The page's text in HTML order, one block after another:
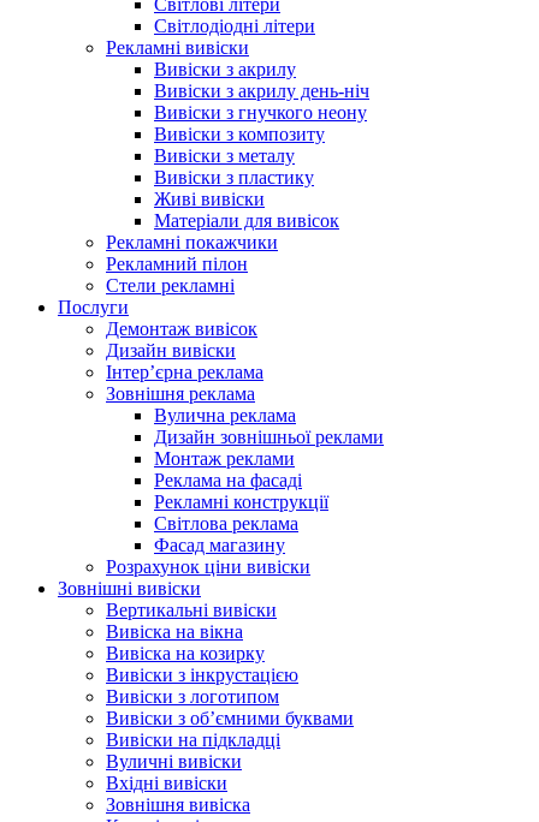
Світлові літери
Світлодіодні літери
Рекламні вивіски
Вивіски з акрилу
Вивіски з акрилу день-ніч
Вивіски з гнучкого неону
Вивіски з композиту
Вивіски з металу
Вивіски з пластику
Живі вивіски
Матеріали для вивісок
Рекламні покажчики
Рекламний пілон
Стели рекламні
Послуги
Демонтаж вивісок
Дизайн вивіски
Інтер’єрна реклама
Зовнішня реклама
Вулична реклама
Дизайн зовнішньої реклами
Монтаж реклами
Реклама на фасаді
Рекламні конструкції
Світлова реклама
Фасад магазину
Розрахунок ціни вивіски
Зовнішні вивіски
Вертикальні вивіски
Вивіска на вікна
Вивіска на козирку
Вивіски з інкрустацією
Вивіски з логотипом
Вивіски з об’ємними буквами
Вивіски на підкладці
Вуличні вивіски
Вхідні вивіски
Зовнішня вивіска